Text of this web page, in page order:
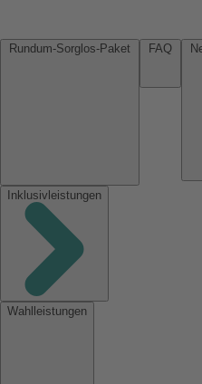
Inklusivleistungen
Wahlleistungen